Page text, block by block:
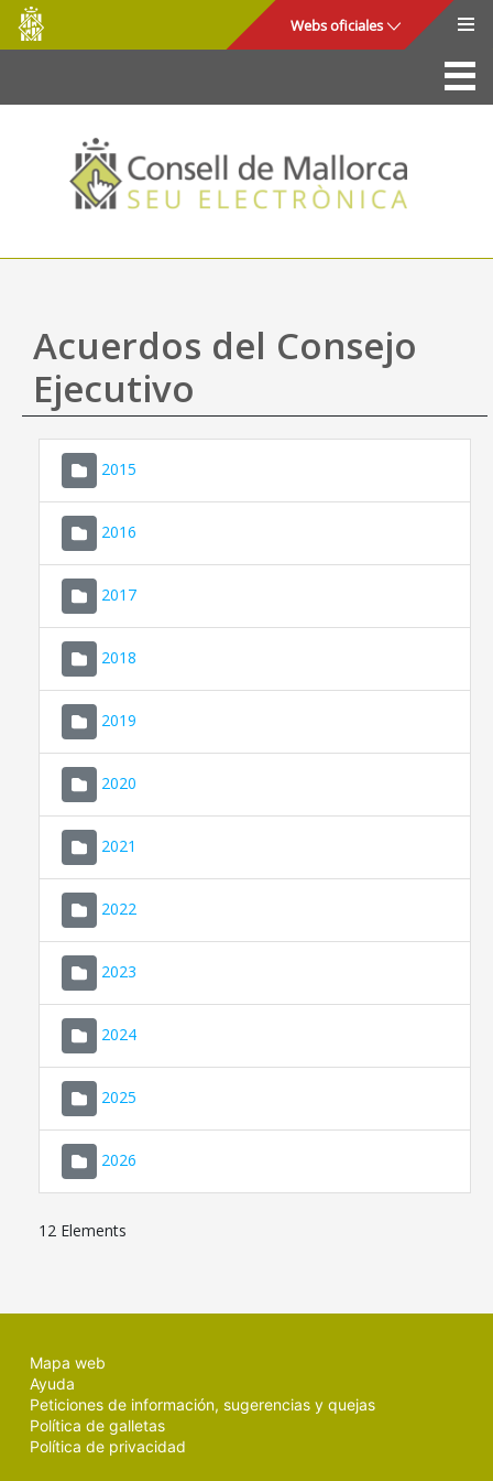
Saltar al contenido principal
Consell
de
Mallorca
Webs oficiales
La Sede
Consejo de Mallorca
Acceso y seguridad
Utilidades
Mapa web
Ayuda
Acuerdos del Consejo
Ejecutivo
2015
2016
2017
2018
2019
2020
2021
2022
2023
2024
2025
2026
12 Elements
Mapa web
Ayuda
Peticiones de información, sugerencias y quejas
Política de galletas
Política de privacidad